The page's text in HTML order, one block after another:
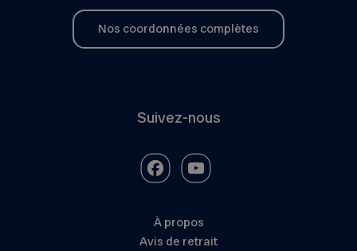
Nos coordonnées complètes
Suivez-nous
À propos
Avis de retrait